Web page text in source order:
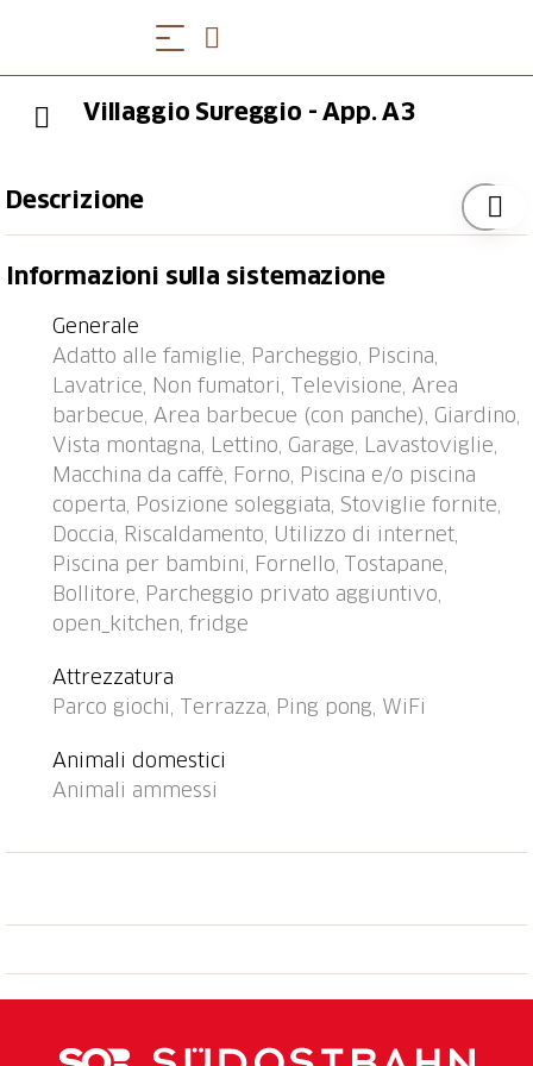
Villaggio Sureggio - App. A3
Descrizione
Sureggio", 443 m s.l.m., grande, adatta ai bambini,
residence. Nella località Sureggio, posizione
tranquilla, soleggiata sul pendio, immerso nel verde.
In comune: terreno, grande, bello giardino, prato per
sdraiarsi, piscina ad angolo (disponibilità stagionale:
01.Mag. - 30.Set.) con scaletta e copertura
avvolgibile. Doccia/wc nell'area piscina, piscina per
bambini, pergola, terrazza, camino, spazio giochi per
bambini. Nella casa: tennis tavolo, calcio balilla,
lavatrice (extra), asciugatrice (extra). Accesso fino
della proprietà. Parcheggio (coperto) nella proprietà.
Negozio alimentare 2 km, ristorante 2 km, fermata
bus "ARL 461 Lugano - Tesserete" 10 m, stazione
ferroviaria "Lugano" 7 km, piscina 2 km. Laghi famosi:
Lago di Lugano, Lago di Origlio. Sentieri
escursionistici: Monte Bar, Denti della Vecchia, Croce,
San Lucio, Monte Bré, Monte Lema, MountainBike
Tutte le case/appartamenti sono progettati/arredati
Informazioni sulla sistemazione
Generale
Adatto alle famiglie, Parcheggio, Piscina,
Lavatrice, Non fumatori, Televisione, Area
barbecue, Area barbecue (con panche), Giardino,
Vista montagna, Lettino, Garage, Lavastoviglie,
Macchina da caffè, Forno, Piscina e/o piscina
coperta, Posizione soleggiata, Stoviglie fornite,
Doccia, Riscaldamento, Utilizzo di internet,
Piscina per bambini, Fornello, Tostapane,
Bollitore, Parcheggio privato aggiuntivo,
open_kitchen, fridge
Attrezzatura
Parco giochi, Terrazza, Ping pong, WiFi
Animali domestici
Animali ammessi